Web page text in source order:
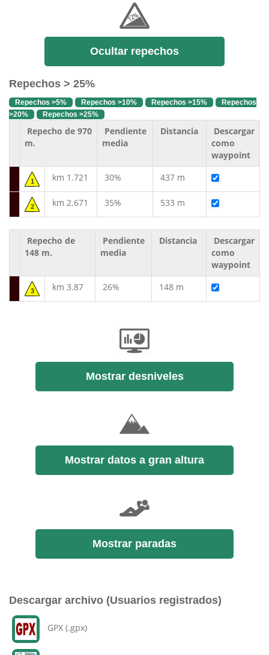
Ocultar repechos
Repechos > 25%
Repechos >5% Repechos >10% Repechos >15%
Repechos
>20%
Repechos >25%
Repecho de 970
m.
Pendiente
media
Distancia
Descargar
como
waypoint
1 km 1.721 30% 437 m
2 km 2.671 35% 533 m
Repecho de
148 m.
Pendiente
media
Distancia
Descargar
como
waypoint
3 km 3.87 26% 148 m
Mostrar desniveles
Mostrar datos a gran altura
Mostrar paradas
Descargar archivo (Usuarios registrados)
GPX (.gpx)